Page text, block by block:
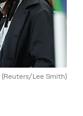
(Reuters/Lee Smith)